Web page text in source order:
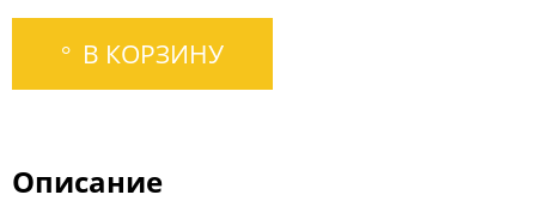
В КОРЗИНУ
Описание